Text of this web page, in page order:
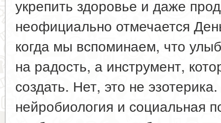
укрепить здоровье и даже
неофициально отмечается
когда мы вспоминаем, что
на радость, а инструмент,
создать. Нет, это не
нейробиология и социальная